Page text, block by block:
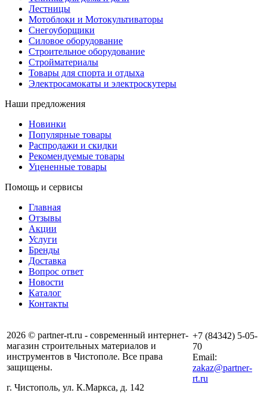
Лестницы
Мотоблоки и Мотокультиваторы
Снегоуборщики
Силовое оборудование
Строительное оборудование
Стройматериалы
Товары для спорта и отдыха
Электросамокаты и электроскутеры
Наши предложения
Новинки
Популярные товары
Распродажи и скидки
Рекомендуемые товары
Уцененные товары
Помощь и сервисы
Главная
Отзывы
Акции
Услуги
Бренды
Доставка
Вопрос ответ
Новости
Каталог
Контакты
2026 © partner-rt.ru - современный интернет-
магазин строительных материалов и
инструментов в Чистополе. Все права
защищены.
г. Чистополь, ул. К.Маркса, д. 142
+7 (84342) 5-05-
70
Email:
zakaz@partner-
rt.ru